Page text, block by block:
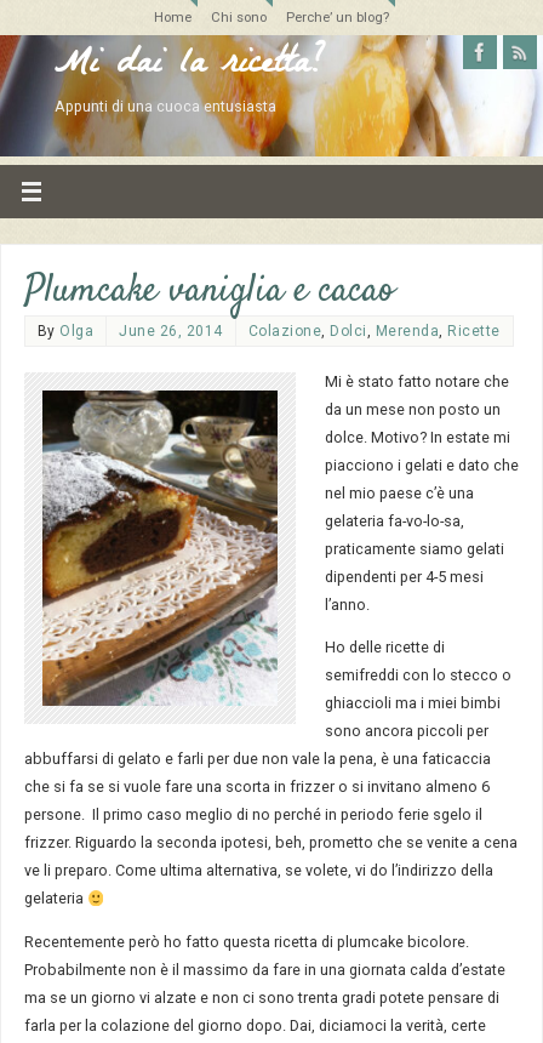
Home Chi sono Perche’ un blog?
Mi dai la ricetta?
Appunti di una cuoca entusiasta
Plumcake vaniglia e cacao
By Olga June 26, 2014 Colazione, Dolci, Merenda, Ricette
Mi è stato fatto notare che
da un mese non posto un
dolce. Motivo? In estate mi
piacciono i gelati e dato che
nel mio paese c’è una
gelateria fa-vo-lo-sa,
praticamente siamo gelati
dipendenti per 4-5 mesi
l’anno.
Ho delle ricette di
semifreddi con lo stecco o
ghiaccioli ma i miei bimbi
sono ancora piccoli per
abbuffarsi di gelato e farli per due non vale la pena, è una faticaccia
che si fa se si vuole fare una scorta in frizzer o si invitano almeno 6
persone. Il primo caso meglio di no perché in periodo ferie sgelo il
frizzer. Riguardo la seconda ipotesi, beh, prometto che se venite a cena
ve li preparo. Come ultima alternativa, se volete, vi do l’indirizzo della
gelateria
Recentemente però ho fatto questa ricetta di plumcake bicolore.
Probabilmente non è il massimo da fare in una giornata calda d’estate
ma se un giorno vi alzate e non ci sono trenta gradi potete pensare di
farla per la colazione del giorno dopo. Dai, diciamoci la verità, certe